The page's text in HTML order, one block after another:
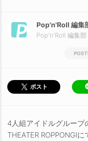
Pop'n'Roll 編集
Pop'n'Roll 編集部
ポスト
4人組アイドルグルー
THEATER ROPPONGI